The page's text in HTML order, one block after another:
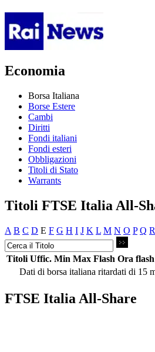
Economia
Borsa Italiana
Borse Estere
Cambi
Diritti
Fondi italiani
Fondi esteri
Obbligazioni
Titoli di Stato
Warrants
Titoli FTSE Italia All-
A B C D E F G H I J K L M N O P Q R
Titoli Uffic. Min Max Flash Ora flash
Dati di borsa italiana ritardati di 15
FTSE Italia All-Share